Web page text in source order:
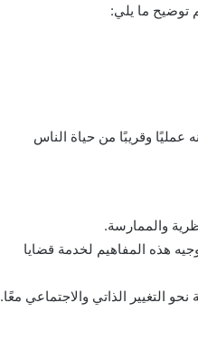
توضيح ما يلي:
عمليًا وقريبًا من حياة الناس
والممارسة.
هذه المفاهيم لخدمة قضايا
التغيير الذاتي والاجتماعي معًا.